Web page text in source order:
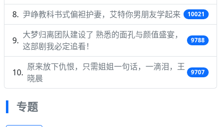
尹峥教科书式偏袒护妻，艾特你男朋友学起来 10021
大梦归离团队建设了 熟悉的面孔与颜值盛宴，
这部剧我必定追看！
9788
原来放下仇恨，只需姐姐一句话，一滴泪，王
晓晨
9707
专题